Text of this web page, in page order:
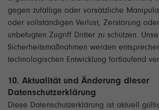
gegen zufällige oder vorsätzliche
oder vollständigen Verlust, Zerstörung
unbefugten Zugriff Dritter zu schützen.
Sicherheitsmaßnahmen werden
technologischen Entwicklung fortlaufend
10. Aktualität und Änderung dieser
Datenschutzerklärung
Diese Datenschutzerklärung ist aktuell